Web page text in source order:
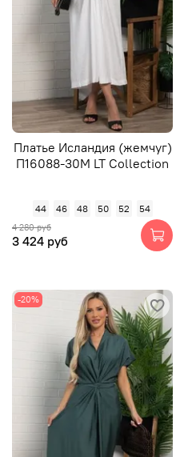
Платье Исландия (жемчуг)
П16088-30М LT Collection
44 46 48 50 52 54
4 280 руб
3 424 руб
-20%